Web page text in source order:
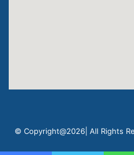
© Copyright@2026| All Rights